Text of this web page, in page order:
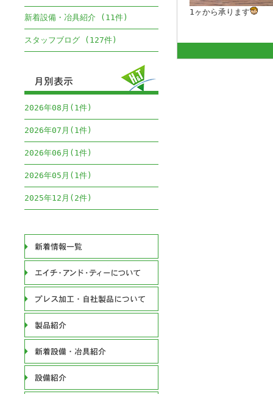
新着設備・冶具紹介 (11件)
スタッフブログ (127件)
2026年08月(1件)
2026年07月(1件)
2026年06月(1件)
2026年05月(1件)
2025年12月(2件)
1ヶから承ります